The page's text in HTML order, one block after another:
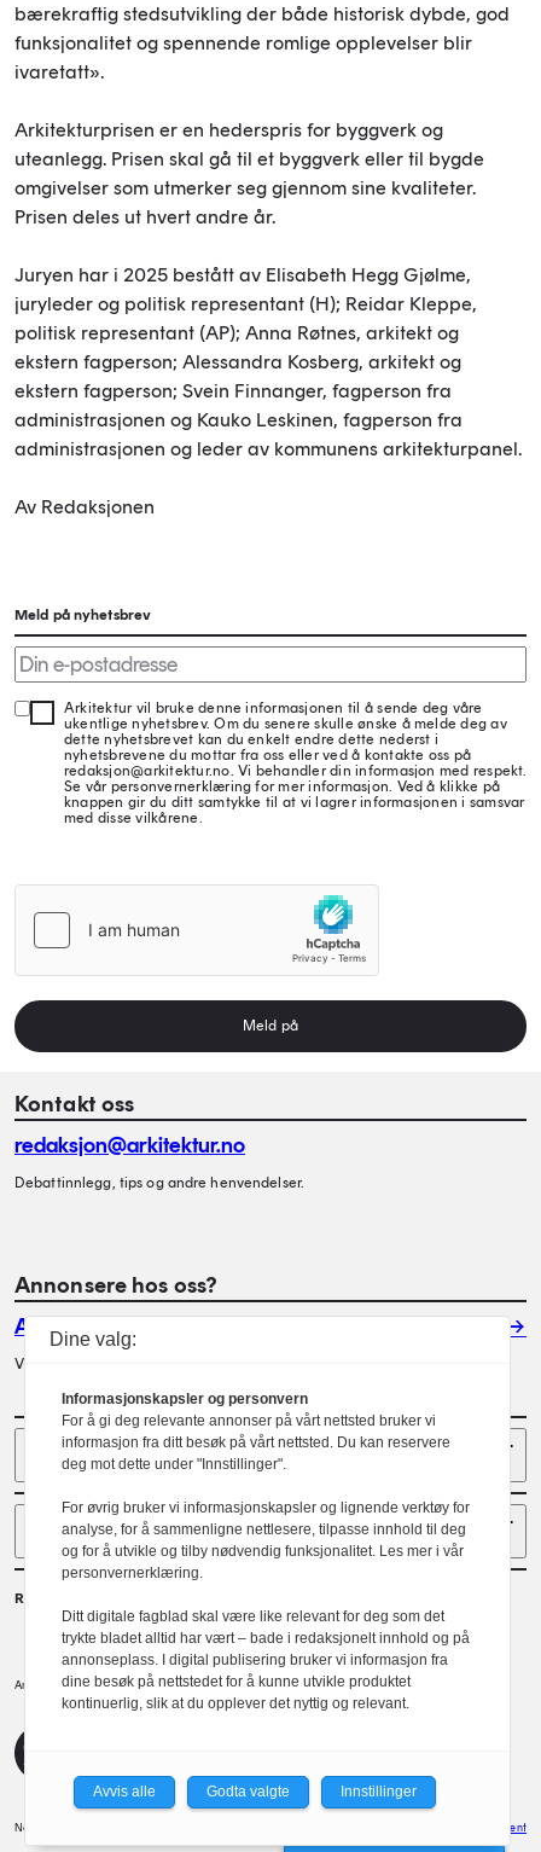
bærekraftig stedsutvikling der både historisk dybde, god
funksjonalitet og spennende romlige opplevelser blir
ivaretatt».
Arkitekturprisen er en hederspris for byggverk og
uteanlegg. Prisen skal gå til et byggverk eller til bygde
omgivelser som utmerker seg gjennom sine kvaliteter.
Prisen deles ut hvert andre år.
Juryen har i 2025 bestått av Elisabeth Hegg Gjølme,
juryleder og politisk representant (H); Reidar Kleppe,
politisk representant (AP); Anna Røtnes, arkitekt og
ekstern fagperson; Alessandra Kosberg, arkitekt og
ekstern fagperson; Svein Finnanger, fagperson fra
administrasjonen og Kauko Leskinen, fagperson fra
administrasjonen og leder av kommunens arkitekturpanel.
Av Redaksjonen
Meld på nyhetsbrev
Arkitektur vil bruke denne informasjonen til å sende deg våre
ukentlige nyhetsbrev. Om du senere skulle ønske å melde deg av
dette nyhetsbrevet kan du enkelt endre dette nederst i
nyhetsbrevene du mottar fra oss eller ved å kontakte oss på
redaksjon@arkitektur.no. Vi behandler din informasjon med respekt.
Se vår personvernerklæring for mer informasjon. Ved å klikke på
knappen gir du ditt samtykke til at vi lagrer informasjonen i samsvar
med disse vilkårene.
Meld på
Kontakt oss
redaksjon@arkitektur.no
Debattinnlegg, tips og andre henvendelser.
Annonsere hos oss?
Annonser
Vil du annonsere i Arkitektur? Les mer her.
Sider
Følg oss
Redaktør
Gaute Brochmann
Arkitektur er et tidsskrift utgitt avNorske arkitekters landsforbund.
NAL
Norske Arkitekters Landsforbund Utvikler: Xlent
Dine valg:
Informasjonskapsler og personvern
For å gi deg relevante annonser på vårt nettsted bruker vi
informasjon fra ditt besøk på vårt nettsted. Du kan reservere
deg mot dette under "Innstillinger".
For øvrig bruker vi informasjonskapsler og lignende verktøy for
analyse, for å sammenligne nettlesere, tilpasse innhold til deg
og for å utvikle og tilby nødvendig funksjonalitet. Les mer i vår
personvernerklæring.
Ditt digitale fagblad skal være like relevant for deg som det
trykte bladet alltid har vært – bade i redaksjonelt innhold og på
annonseplass. I digital publisering bruker vi informasjon fra
dine besøk på nettstedet for å kunne utvikle produktet
kontinuerlig, slik at du opplever det nyttig og relevant.
Avvis alle Godta valgte Innstillinger